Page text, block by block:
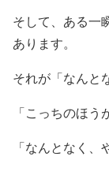
そして、ある一
あります。
それが「なんと
「こっちのほう
「なんとなく、